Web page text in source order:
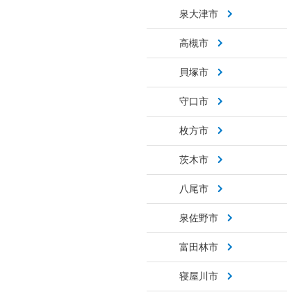
泉大津市
高槻市
貝塚市
守口市
枚方市
茨木市
八尾市
泉佐野市
富田林市
寝屋川市